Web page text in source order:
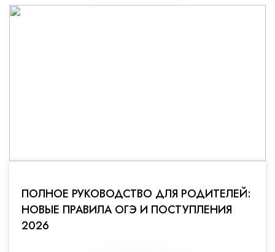
ПОЛНОЕ РУКОВОДСТВО ДЛЯ РОДИТЕЛЕЙ:
НОВЫЕ ПРАВИЛА ОГЭ И ПОСТУПЛЕНИЯ
2026